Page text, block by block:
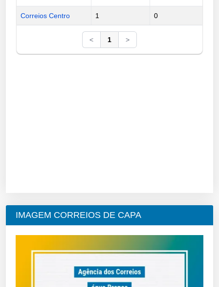
Correios Centro 1 0
< 1 >
IMAGEM CORREIOS DE CAPA